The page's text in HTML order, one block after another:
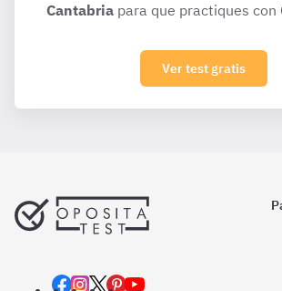
Cantabriapara que practiques con
Ver test gratis